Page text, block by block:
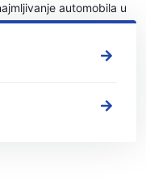
automobila u